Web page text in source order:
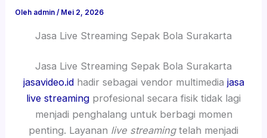
Oleh admin/ Mei 2, 2026
Jasa Live Streaming Sepak Bola Surakarta
Jasa Live Streaming Sepak Bola Surakarta
jasavideo.idhadir sebagai vendor multimedia jasa
live streaming profesional secara fisik tidak lagi
menjadi penghalang untuk berbagi momen
penting. Layanan live streamingtelah menjadi